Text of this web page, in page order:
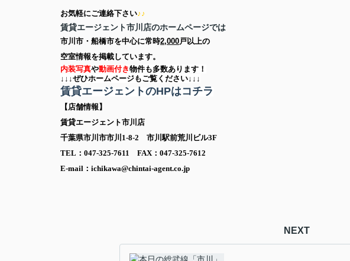
お気軽にご連絡下さい♪♪
賃貸エージェント市川店のホームページでは
市川市・船橋市を中心に常時2,000戸以上の
空室情報を掲載しています。
内装写真や動画付き物件も多数あります！
↓↓↓ぜひホームページもご覧ください↓↓↓
賃貸エージェントのHPはコチラ
【店舗情報】
賃貸エージェント市川店
千葉県市川市市川1-8-2 市川駅前荒川ビル3F
TEL：047-325-7611 FAX：047-325-7612
E-mail：ichikawa@chintai-agent.co.jp
NEXT